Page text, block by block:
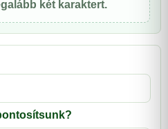
két karaktert.